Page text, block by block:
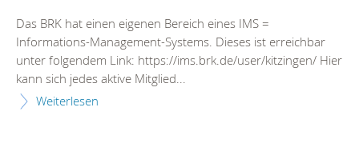
Das BRK hat einen eigenen Bereich eines IMS =
Informations-Management-Systems. Dieses ist erreichbar
unter folgendem Link: https://ims.brk.de/user/kitzingen/ Hier
kann sich jedes aktive Mitglied...
Weiterlesen